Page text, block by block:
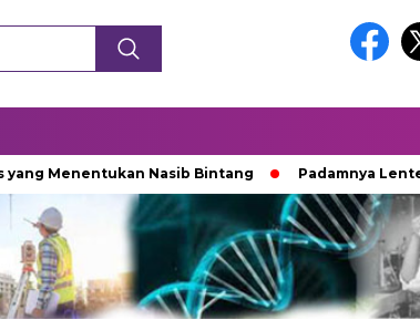
Nasib Bintang Padamnya Lentera Malam